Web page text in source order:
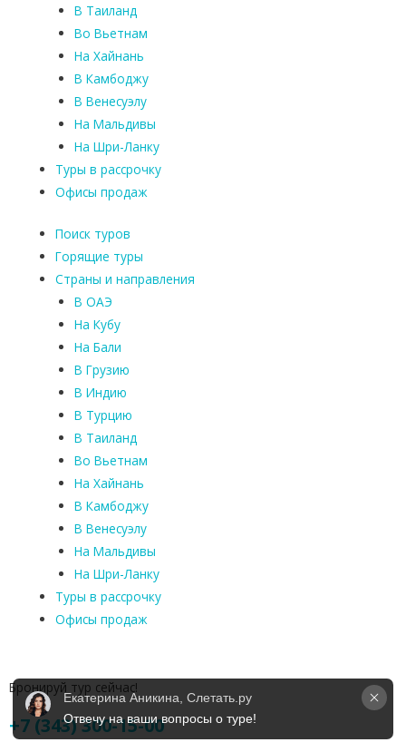
В Таиланд
Во Вьетнам
На Хайнань
В Камбоджу
В Венесуэлу
На Мальдивы
На Шри-Ланку
Туры в рассрочку
Офисы продаж
Поиск туров
Горящие туры
Страны и направления
В ОАЭ
На Кубу
На Бали
В Грузию
В Индию
В Турцию
В Таиланд
Во Вьетнам
На Хайнань
В Камбоджу
В Венесуэлу
На Мальдивы
На Шри-Ланку
Туры в рассрочку
Офисы продаж
Бронируй тур сейчас!
+7 (343) 300-15-00
Екатерина Аникина, Слетать.ру
Отвечу на ваши вопросы о туре!